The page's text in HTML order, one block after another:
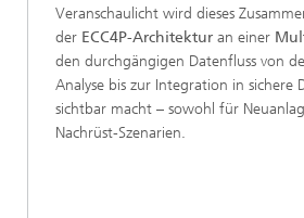
Veranschaulicht wird dieses
der ECC4P-Architektur an einer
den durchgängigen Datenfluss von
Analyse bis zur Integration in sichere
sichtbar macht – sowohl für
Nachrüst-Szenarien.